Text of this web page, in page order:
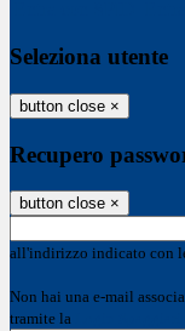
Seleziona utente
button close ×
Recupero
button close ×
all'indirizzo indicato con
Non hai una e-mail
tramite la